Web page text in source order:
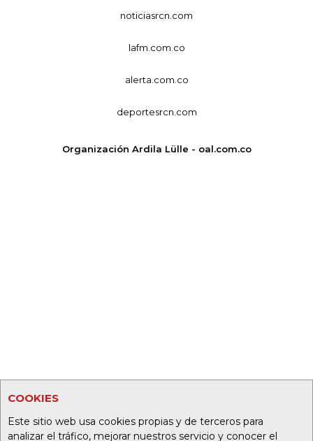
COOKIES
Este sitio web usa cookies propias y de terceros para
analizar el tráfico, mejorar nuestros servicio y conocer el
noticiasrcn.com
lafm.com.co
alerta.com.co
deportesrcn.com
Organización Ardila Lülle - oal.com.co